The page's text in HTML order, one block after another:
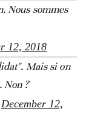
Nous sommes
12, 2018
Mais si on
Non ?
December 12,